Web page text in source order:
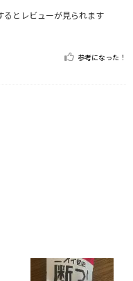
とレビューが見られます
参考になった！